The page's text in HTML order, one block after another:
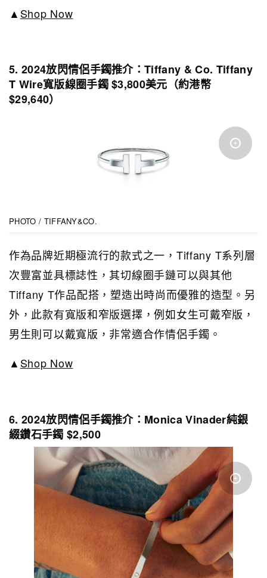
▲ Shop Now
5. 2024放閃情侶手鐲推介：Tiffany & Co. Tiffany
T Wire寬版線圈手鐲 $3,800美元（約港幣
$29,640）
PHOTO / TIFFANY&CO.
作為品牌近期極流行的款式之一，Tiffany T系列層
次豐富並具標誌性，其切線圈手鏈可以與其他
Tiffany T作品配搭，塑造出時尚而優雅的造型。另
外，此款有寬版和窄版選擇，例如女生可戴窄版，
男生則可以戴寬版，非常適合作情侶手鐲。
▲ Shop Now
6. 2024放閃情侶手鐲推介：Monica Vinader純銀
綴鑽石手鐲 $2,500